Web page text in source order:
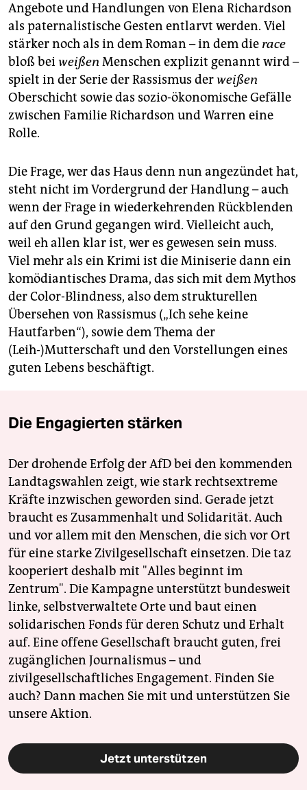
Angebote und Handlungen von Elena Richardson
als paternalistische Gesten entlarvt werden. Viel
stärker noch als in dem Roman – in dem die race
bloß beiweißen Menschen explizit genannt wird –
spielt in der Serie der Rassismus derweißen
Oberschicht sowie das sozio-ökonomische Gefälle
zwischen Familie Richardson und Warren eine
Rolle.
Die Frage, wer das Haus denn nun angezündet hat,
steht nicht im Vordergrund der Handlung – auch
wenn der Frage in wiederkehrenden Rückblenden
auf den Grund gegangen wird. Vielleicht auch,
weil eh allen klar ist, wer es gewesen sein muss.
Viel mehr als ein Krimi ist die Miniserie dann ein
komödiantisches Drama, das sich mit dem Mythos
der Color-Blindness, also dem strukturellen
Übersehen von Rassismus („Ich sehe keine
Hautfarben“), sowie dem Thema der
(Leih-)Mutterschaft und den Vorstellungen eines
guten Lebens beschäftigt.
Die Engagierten stärken
Der drohende Erfolg der AfD bei den kommenden
Landtagswahlen zeigt, wie stark rechtsextreme
Kräfte inzwischen geworden sind. Gerade jetzt
braucht es Zusammenhalt und Solidarität. Auch
und vor allem mit den Menschen, die sich vor Ort
für eine starke Zivilgesellschaft einsetzen. Die taz
kooperiert deshalb mit "Alles beginnt im
Zentrum". Die Kampagne unterstützt bundesweit
linke, selbstverwaltete Orte und baut einen
solidarischen Fonds für deren Schutz und Erhalt
auf. Eine offene Gesellschaft braucht guten, frei
zugänglichen Journalismus – und
zivilgesellschaftliches Engagement. Finden Sie
auch? Dann machen Sie mit und unterstützen Sie
unsere Aktion.
Jetzt unterstützen